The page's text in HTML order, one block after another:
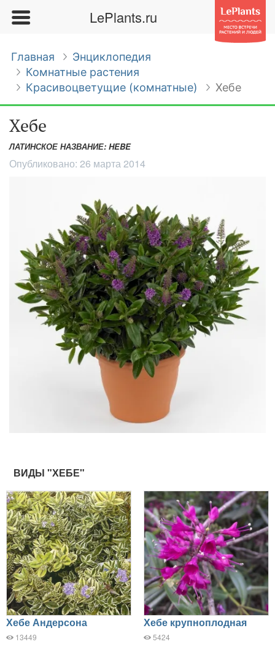
LePlants.ru
Главная
Энциклопедия
Комнатные растения
Красивоцветущие (комнатные)
Хебе
Хебе
ЛАТИНСКОЕ НАЗВАНИЕ: HEBE
Опубликовано: 26 марта 2014
ВИДЫ "ХЕБЕ"
Хебе Андерсона
13449
Хебе крупноплодная
5424